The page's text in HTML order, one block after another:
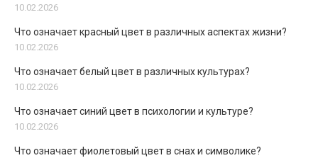
10.02.2026
Что означает красный цвет в различных аспектах жизни?
10.02.2026
Что означает белый цвет в различных культурах?
10.02.2026
Что означает синий цвет в психологии и культуре?
10.02.2026
Что означает фиолетовый цвет в снах и символике?